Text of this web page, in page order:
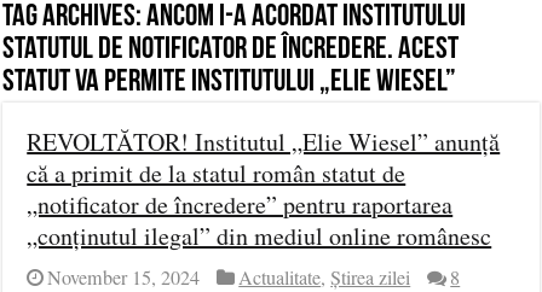
Tag Archives:ANCOM i-a acordat institutului
statutul de notificator de încredere. Acest
statut va permite Institutului „Elie Wiesel”
REVOLTĂTOR! Institutul „Elie Wiesel” anunță
că a primit de la statul român statut de
„notificator de încredere” pentru raportarea
„conținutul ilegal” din mediul online românesc
November 15, 2024 Actualitate,Știrea zilei 8